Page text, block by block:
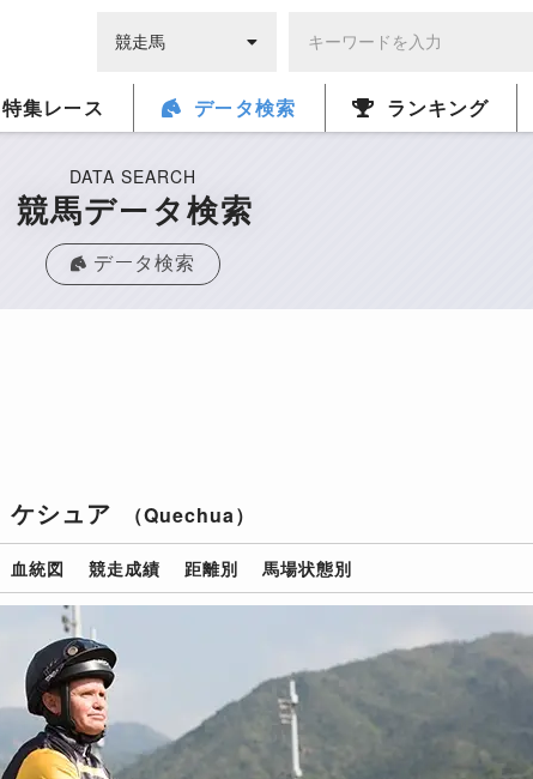
特集レース データ検索 ランキング
DATA SEARCH
競馬データ検索
データ検索
ケシュア （Quechua）
血統図 競走成績 距離別 馬場状態別